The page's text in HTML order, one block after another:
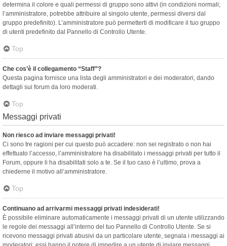
determina il colore e quali permessi di gruppo sono attivi (in condizioni normali;
l’amministratore, potrebbe attribuire al singolo utente, permessi diversi dal
gruppo predefinito). L’amministratore può permetterti di modificare il tuo gruppo
di utenti predefinito dal Pannello di Controllo Utente.
Top
Che cos’è il collegamento “Staff”?
Questa pagina fornisce una lista degli amministratori e dei moderatori, dando
dettagli sui forum da loro moderati.
Top
Messaggi privati
Non riesco ad inviare messaggi privati!
Ci sono tre ragioni per cui questo può accadere: non sei registrato o non hai
effettuato l’accesso, l’amministratore ha disabilitato i messaggi privati per tutto il
Forum, oppure li ha disabilitati solo a te. Se il tuo caso è l’ultimo, prova a
chiederne il motivo all’amministratore.
Top
Continuano ad arrivarmi messaggi privati indesiderati!
È possibile eliminare automaticamente i messaggi privati ​​di un utente utilizzando
le regole dei messaggi all’interno del tuo Pannello di Controllo Utente. Se si
ricevono messaggi privati ​​abusivi da un particolare utente, segnala i messaggi ai